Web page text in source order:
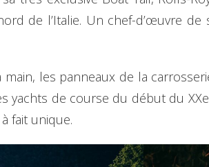
de l’Italie. Un chef-d’œuvre de
les panneaux de la
yachts de course du début du
fait unique.